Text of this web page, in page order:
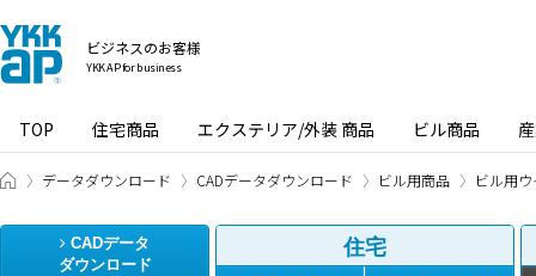
ビジネスのお客様
YKK AP for business
TOP 住宅商品 エクステリア/外装 商品 ビル商品
ビジネスのお客様 HOME
データダウンロード CADデータダウンロード ビル用商品 ビル用
CADデータ
ダウンロード
住宅